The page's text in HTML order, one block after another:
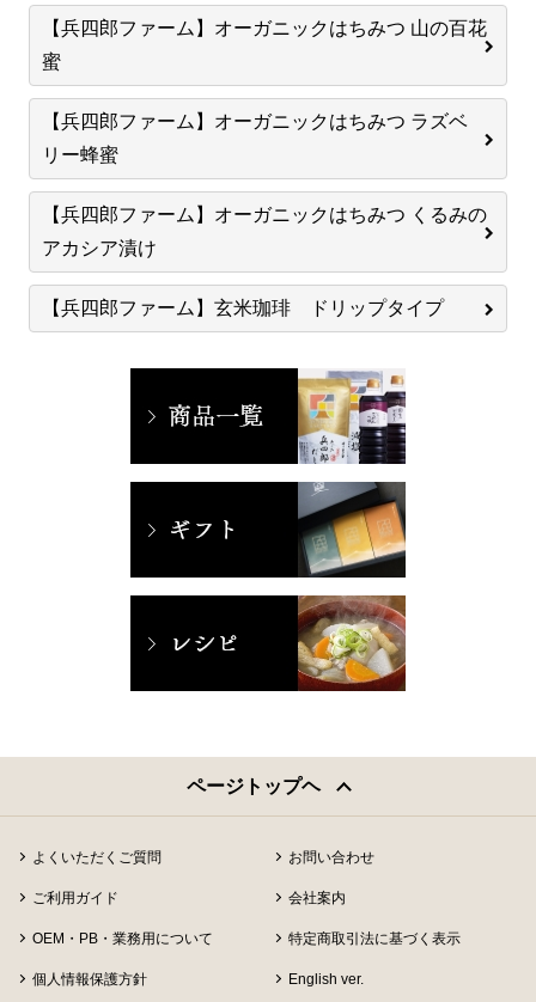
【兵四郎ファーム】オーガニックはちみつ 山の百花
蜜
【兵四郎ファーム】オーガニックはちみつ ラズベ
リー蜂蜜
【兵四郎ファーム】オーガニックはちみつ くるみの
アカシア漬け
【兵四郎ファーム】玄米珈琲 ドリップタイプ
ページトップヘ
よくいただくご質問 お問い合わせ
ご利用ガイド 会社案内
OEM・PB・業務用について 特定商取引法に基づく表示
個人情報保護方針 English ver.